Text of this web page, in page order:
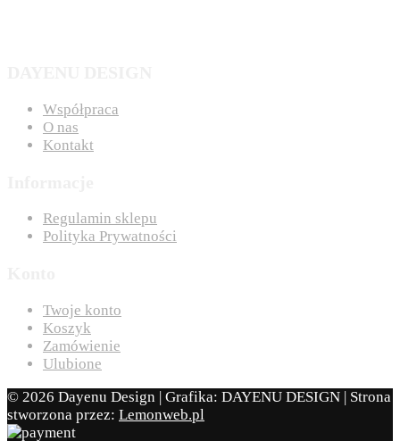
Współpraca
O nas
Kontakt
Regulamin sklepu
Polityka Prywatności
Twoje konto
Koszyk
Zamówienie
Ulubione
© 2026 Dayenu Design | Grafika: DAYENU DESIGN | Strona
stworzona przez: Lemonweb.pl